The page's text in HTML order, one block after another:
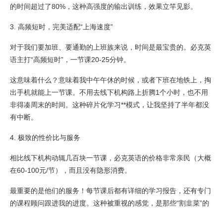
的时间超过了80%，这种高强度的输出训练，效果立竿见影。
3. 高频短时，完美适配“上海速度”
对于我们要加班、要通勤的上班族来说，时间是最宝贵的。必克英
语主打“高频短时”，一节课20-25分钟。
这意味着什么？意味着我中午午休的时候，或者下班在地铁上，掏
出手机就能上一节课。不用去线下机构路上折腾1个小时，也不用
非得凑周末的时间。这种碎片化学习**模式，让我坚持了半年都没
有中断。
4. 极致的性价比与服务
相比线下机构动辄几百块一节课，必克英语的价格非常亲民（大概
在60-100元/节），而且没有隐形消费。
最重要的是他们的服务！每节课后都有详细的学习报告，还有专门
的课程顾问跟进我的进度。这种被重视的感觉，是那些“割韭菜”的